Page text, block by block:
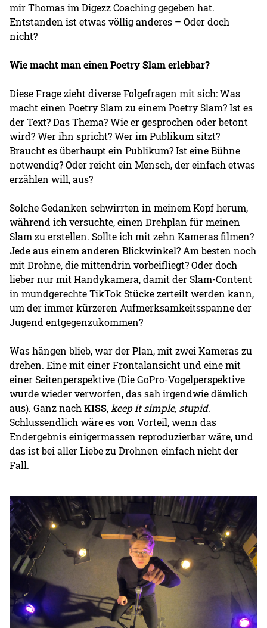
mir Thomas im Digezz Coaching gegeben hat.
Entstanden ist etwas völlig anderes – Oder doch
nicht?
Wie macht man einen Poetry Slam erlebbar?
Diese Frage zieht diverse Folgefragen mit sich: Was
macht einen Poetry Slam zu einem Poetry Slam? Ist es
der Text? Das Thema? Wie er gesprochen oder betont
wird? Wer ihn spricht? Wer im Publikum sitzt?
Braucht es überhaupt ein Publikum? Ist eine Bühne
notwendig? Oder reicht ein Mensch, der einfach etwas
erzählen will, aus?
Solche Gedanken schwirrten in meinem Kopf herum,
während ich versuchte, einen Drehplan für meinen
Slam zu erstellen. Sollte ich mit zehn Kameras filmen?
Jede aus einem anderen Blickwinkel? Am besten noch
mit Drohne, die mittendrin vorbeifliegt? Oder doch
lieber nur mit Handykamera, damit der Slam-Content
in mundgerechte TikTok Stücke zerteilt werden kann,
um der immer kürzeren Aufmerksamkeitsspanne der
Jugend entgegenzukommen?
Was hängen blieb, war der Plan, mit zwei Kameras zu
drehen. Eine mit einer Frontalansicht und eine mit
einer Seitenperspektive (Die GoPro-Vogelperspektive
wurde wieder verworfen, das sah irgendwie dämlich
aus). Ganz nachKISS, keep it simple, stupid.
Schlussendlich wäre es von Vorteil, wenn das
Endergebnis einigermassen reproduzierbar wäre, und
das ist bei aller Liebe zu Drohnen einfach nicht der
Fall.